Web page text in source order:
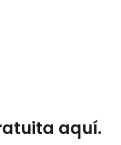
aquí.